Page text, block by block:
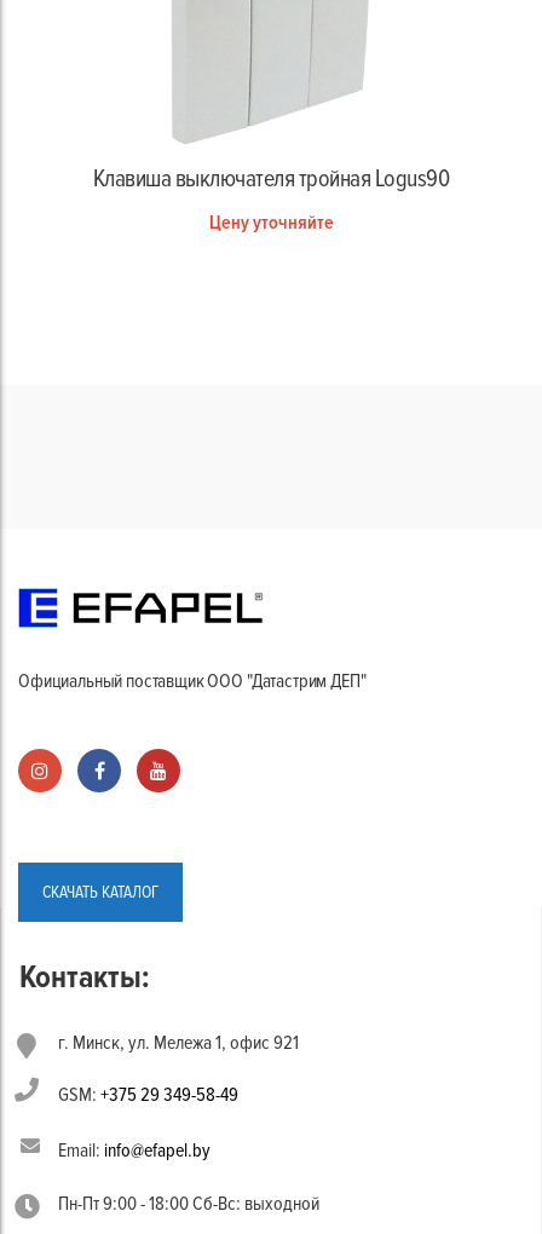
Клавиша выключателя тройная Logus90
Цену уточняйте
Официальный поставщик ООО "Датастрим ДЕП"
СКАЧАТЬ КАТАЛОГ
Контакты:
г. Минск, ул. Мележа 1, офис 921
GSM: +375 29 349-58-49
Email: info@efapel.by
Пн-Пт 9:00 - 18:00 Сб-Вс: выходной